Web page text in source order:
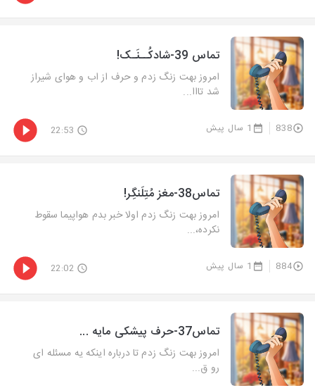
تماس 39-شادکُــنَـک!
امروز بهت زنگ زدم و حرف از اب و هوای شیراز
شد تااا...
838 1 سال پیش 22:53
تماس38-مغز مُتِلَنگِر!
امروز بهت زنگ زدم اولا خبر بدم هواپیما سقوط
نکرده،...
884 1 سال پیش 22:02
تماس37-حرف پیشکی مایه ...
امروز بهت زنگ زدم تا درباره اینکه یه مسئله ای
رو ق...